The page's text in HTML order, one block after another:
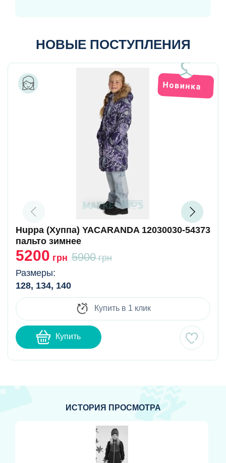
НОВЫЕ ПОСТУПЛЕНИЯ
Huppa (Хуппа) YACARANDA 12030030-54373
пальто зимнее
5200 грн 5900грн
Размеры:
128, 134, 140
Купить в 1 клик
Купить
ИСТОРИЯ ПРОСМОТРА